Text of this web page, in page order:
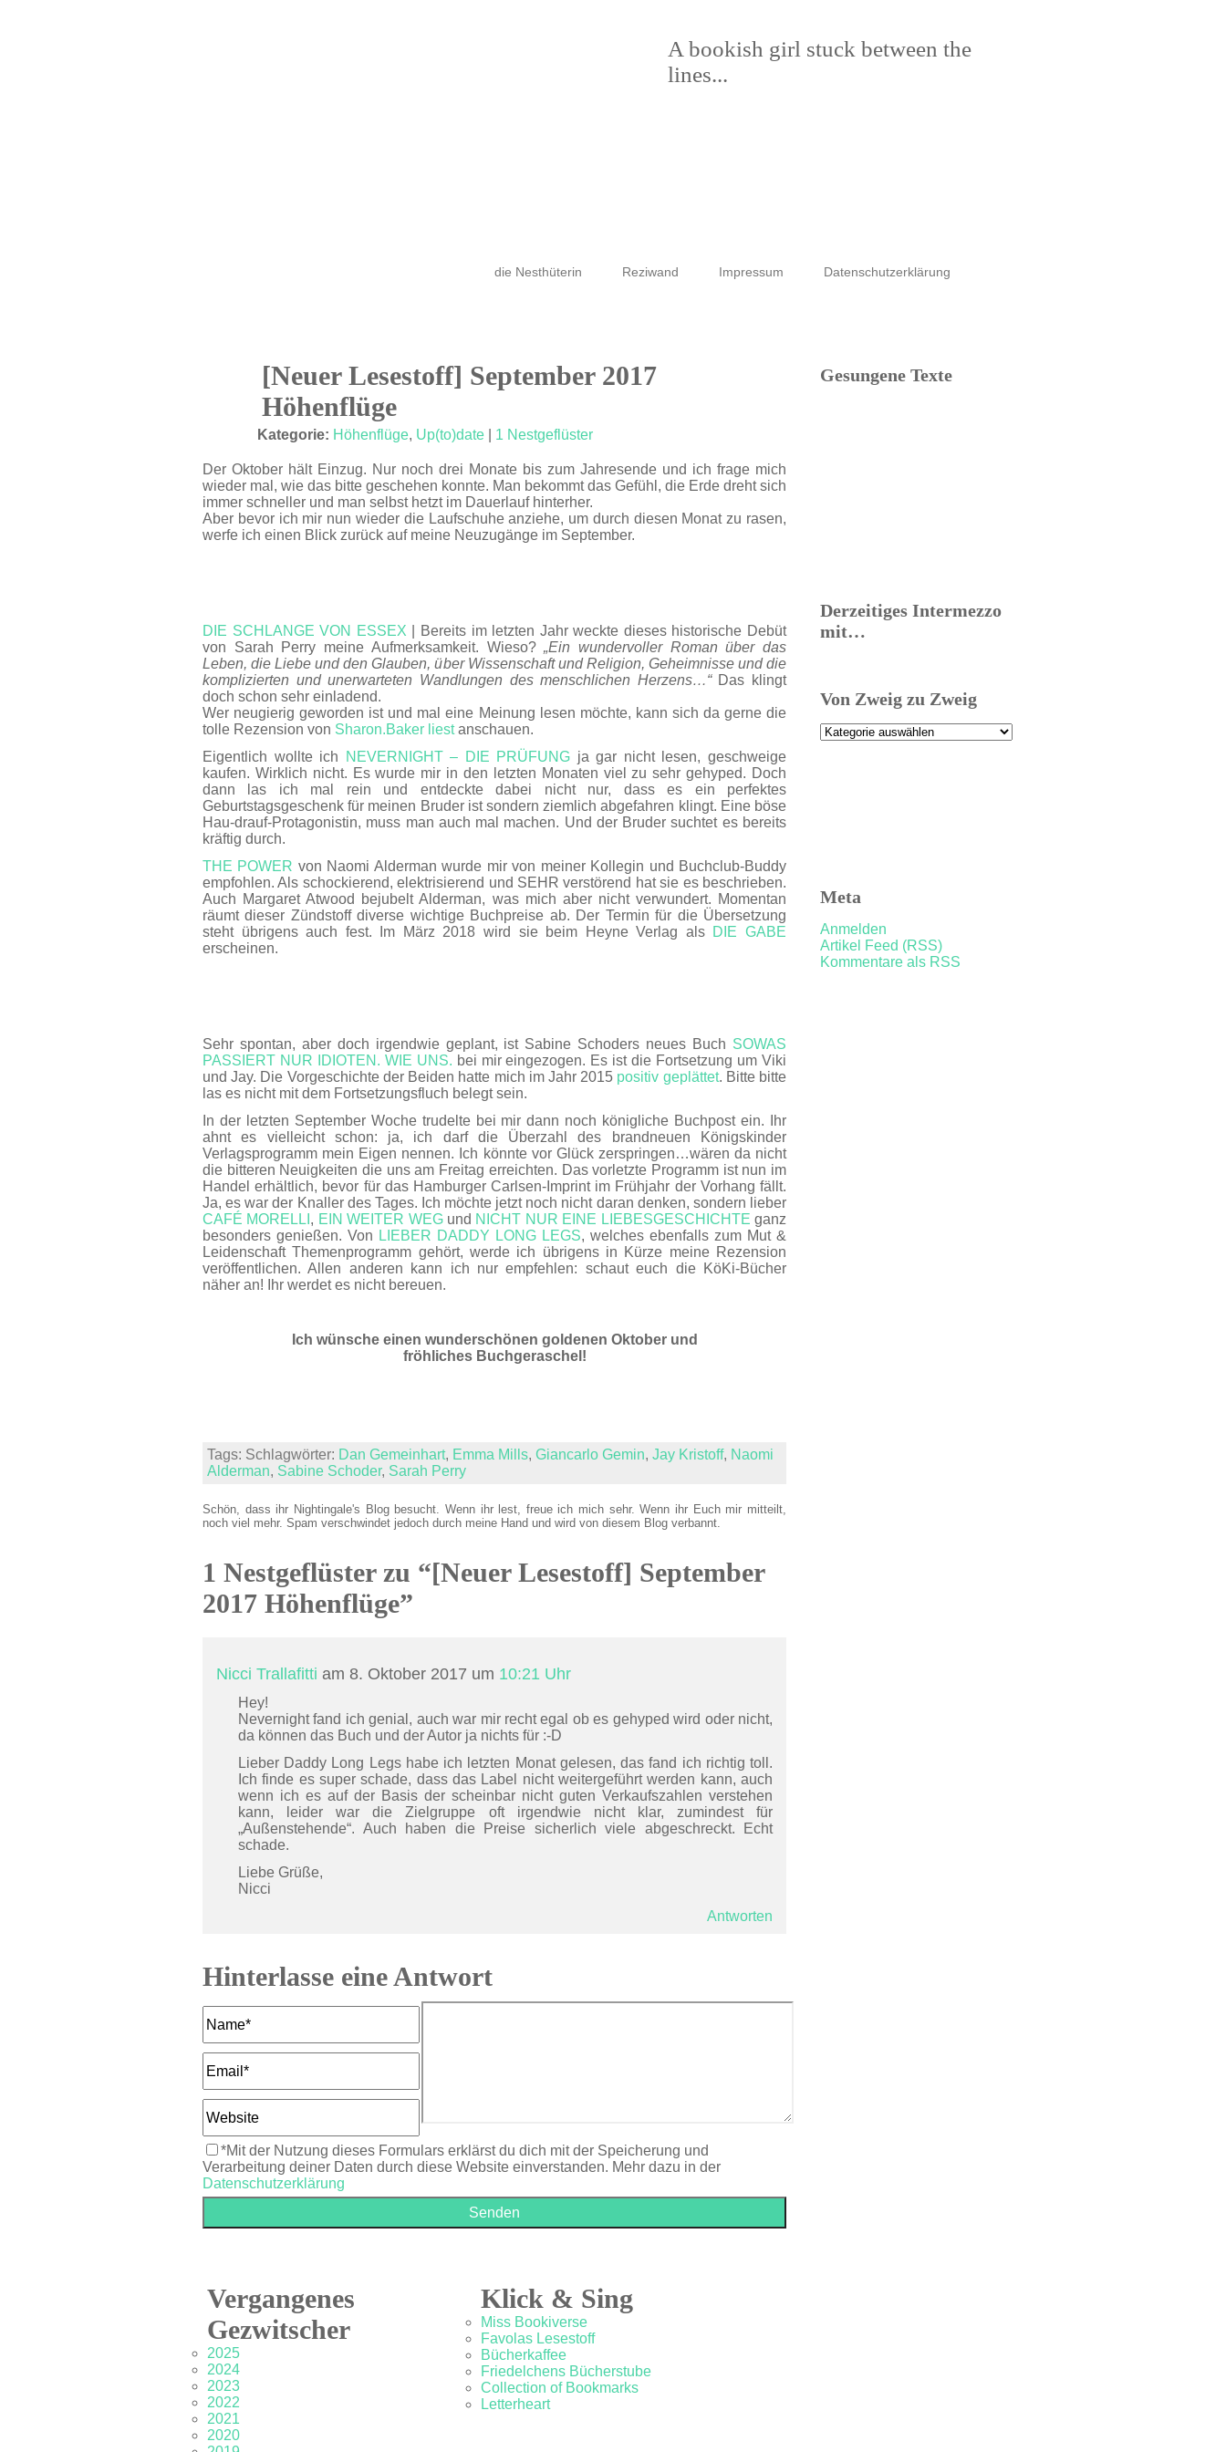
A bookish girl stuck between the
lines...
die Nesthüterin Reziwand Impressum Datenschutzerklärung
[Neuer Lesestoff] September 2017
Höhenflüge
Kategorie: Höhenflüge, Up(to)date 1 Nestgeflüster
Der Oktober hält Einzug. Nur noch drei Monate bis zum Jahresende und ich frage mich
wieder mal, wie das bitte geschehen konnte. Man bekommt das Gefühl, die Erde dreht sich
immer schneller und man selbst hetzt im Dauerlauf hinterher.
Aber bevor ich mir nun wieder die Laufschuhe anziehe, um durch diesen Monat zu rasen,
werfe ich einen Blick zurück auf meine Neuzugänge im September.
DIE SCHLANGE VON ESSEX | Bereits im letzten Jahr weckte dieses historische Debüt
von Sarah Perry meine Aufmerksamkeit. Wieso?„Ein wundervoller Roman über das
Leben, die Liebe und den Glauben, über Wissenschaft und Religion, Geheimnisse und die
komplizierten und unerwarteten Wandlungen des menschlichen Herzens…“Das klingt
doch schon sehr einladend.
Wer neugierig geworden ist und mal eine Meinung lesen möchte, kann sich da gerne die
tolle Rezension von Sharon.Baker liestanschauen.
Eigentlich wollte ich
NEVERNIGHT – DIE PRÜFUNG ja gar nicht lesen, geschweige
kaufen. Wirklich nicht. Es wurde mir in den letzten Monaten viel zu sehr gehyped. Doch
dann las ich mal rein und entdeckte dabei nicht nur, dass es ein perfektes
Geburtstagsgeschenk für meinen Bruder ist sondern ziemlich abgefahren klingt. Eine böse
Hau-drauf-Protagonistin, muss man auch mal machen. Und der Bruder suchtet es bereits
kräftig durch.
THE POWER von Naomi Alderman wurde mir von meiner Kollegin und Buchclub-Buddy
empfohlen. Als schockierend, elektrisierend und SEHR verstörend hat sie es beschrieben.
Auch Margaret Atwood bejubelt Alderman, was mich aber nicht verwundert. Momentan
räumt dieser Zündstoff diverse wichtige Buchpreise ab. Der Termin für die Übersetzung
steht übrigens auch fest. Im März 2018 wird sie beim Heyne Verlag als DIE GABE
erscheinen.
Sehr spontan, aber doch irgendwie geplant, ist Sabine Schoders neues Buch SOWAS
PASSIERT NUR IDIOTEN. WIE UNS. bei mir eingezogen. Es ist die Fortsetzung um Viki
und Jay. Die Vorgeschichte der Beiden hatte mich im Jahr 2015 positiv geplättet. Bitte bitte
las es nicht mit dem Fortsetzungsfluch belegt sein.
In der letzten September Woche trudelte bei mir dann noch königliche Buchpost ein. Ihr
ahnt es vielleicht schon: ja, ich darf die Überzahl des brandneuen Königskinder
Verlagsprogramm mein Eigen nennen. Ich könnte vor Glück zerspringen…wären da nicht
die bitteren Neuigkeiten die uns am Freitag erreichten. Das vorletzte Programm ist nun im
Handel erhältlich, bevor für das Hamburger Carlsen-Imprint im Frühjahr der Vorhang fällt.
Ja, es war der Knaller des Tages. Ich möchte jetzt noch nicht daran denken, sondern lieber
CAFÉ MORELLI , EIN WEITER WEGund NICHT NUR EINE LIEBESGESCHICHTE ganz
besonders genießen. Von LIEBER DADDY LONG LEGS, welches ebenfalls zum Mut &
Leidenschaft Themenprogramm gehört, werde ich übrigens in Kürze meine Rezension
veröffentlichen. Allen anderen kann ich nur empfehlen: schaut euch die KöKi-Bücher
näher an! Ihr werdet es nicht bereuen.
Ich wünsche einen wunderschönen goldenen Oktober und
fröhliches Buchgeraschel!
Tags: Schlagwörter: Dan Gemeinhart, Emma Mills, Giancarlo Gemin, Jay Kristoff, Naomi
Alderman, Sabine Schoder, Sarah Perry
Schön, dass ihr Nightingale's Blog besucht. Wenn ihr lest, freue ich mich sehr. Wenn ihr Euch mir mitteilt,
noch viel mehr. Spam verschwindet jedoch durch meine Hand und wird von diesem Blog verbannt.
1 Nestgeflüster zu “[Neuer Lesestoff] September
2017 Höhenflüge”
Nicci Trallafitti am 8. Oktober 2017 um 10:21 Uhr
Hey!
Nevernight fand ich genial, auch war mir recht egal ob es gehyped wird oder nicht,
da können das Buch und der Autor ja nichts für :-D
Lieber Daddy Long Legs habe ich letzten Monat gelesen, das fand ich richtig toll.
Ich finde es super schade, dass das Label nicht weitergeführt werden kann, auch
wenn ich es auf der Basis der scheinbar nicht guten Verkaufszahlen verstehen
kann, leider war die Zielgruppe oft irgendwie nicht klar, zumindest für
„Außenstehende“. Auch haben die Preise sicherlich viele abgeschreckt. Echt
schade.
Liebe Grüße,
Nicci
Antworten
Hinterlasse eine Antwort
*Mit der Nutzung dieses Formulars erklärst du dich mit der Speicherung und
Verarbeitung deiner Daten durch diese Website einverstanden. Mehr dazu in der
Datenschutzerklärung
Gesungene Texte
Derzeitiges Intermezzo
mit…
Von Zweig zu Zweig
Von
Meta
Anmelden
Artikel Feed (RSS)
Kommentare als RSS
Vergangenes
Gezwitscher
2025
2024
2023
2022
2021
2020
Klick & Sing
Miss Bookiverse
Favolas Lesestoff
Bücherkaffee
Friedelchens Bücherstube
Collection of Bookmarks
Letterheart